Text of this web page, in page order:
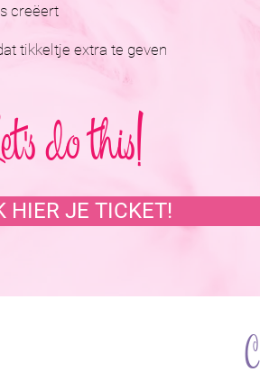
creëert
tikkeltje extra te geven
do this!
HIER JE TICKET!